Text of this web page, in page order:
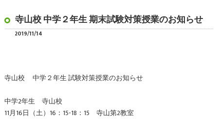
寺山校 中学２年生 期末試験対策授業のお知らせ
2019/11/14
寺山校 中学２年生 試験対策授業のお知らせ
中学2年生 寺山校
11月16日（土）16：15-18：15 寺山第2教室